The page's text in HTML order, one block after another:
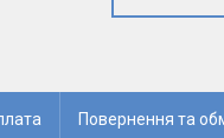
Повернення та